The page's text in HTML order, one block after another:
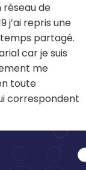
réseau de
j’ai repris une
partagé.
car je suis
me
toute
correspondent